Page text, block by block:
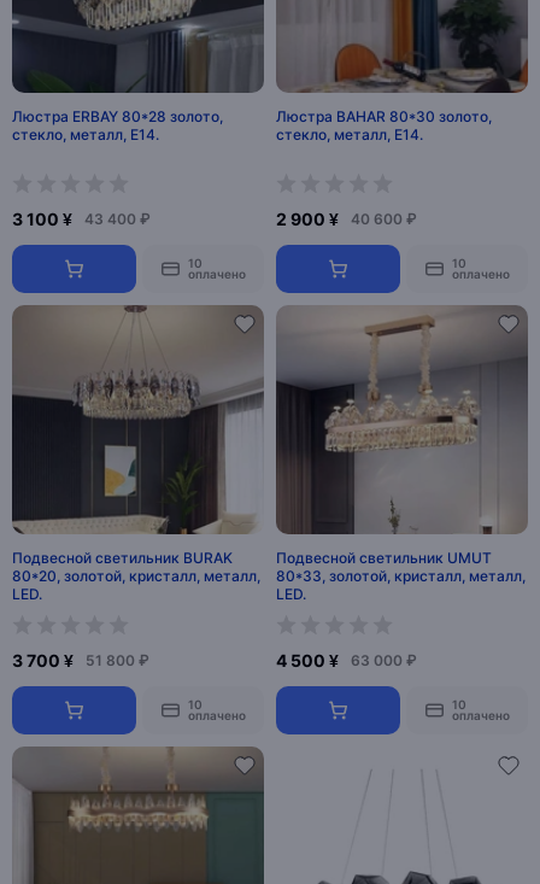
Люстра ERBAY 80*28 золото,
стекло, металл, Е14.
3 100 ¥ 43 400 ₽
10
оплачено
Люстра BAHAR 80*30 золото,
стекло, металл, Е14.
2 900 ¥ 40 600 ₽
10
оплачено
Подвесной светильник BURAK
80*20, золотой, кристалл, металл,
LED.
3 700 ¥ 51 800 ₽
10
оплачено
Подвесной светильник UMUT
80*33, золотой, кристалл, металл,
LED.
4 500 ¥ 63 000 ₽
10
оплачено